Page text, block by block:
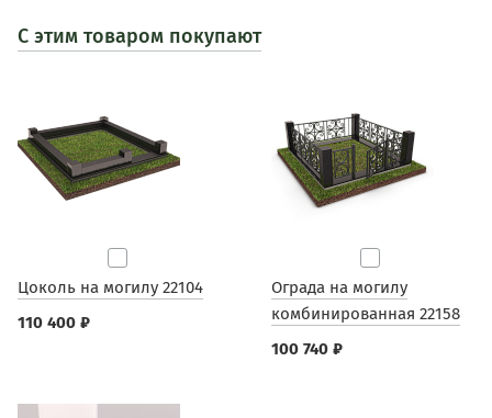
С этим товаром покупают
Цоколь на могилу 22104
110 400 ₽
Ограда на могилу
комбинированная 22158
100 740 ₽